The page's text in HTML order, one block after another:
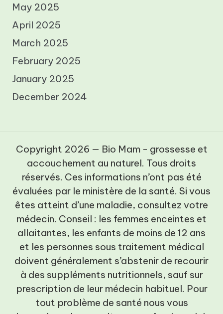
May 2025
April 2025
March 2025
February 2025
January 2025
December 2024
Copyright 2026 — Bio Mam - grossesse et
accouchement au naturel. Tous droits
réservés. Ces informations n’ont pas été
évaluées par le ministère de la santé. Si vous
êtes atteint d’une maladie, consultez votre
médecin. Conseil : les femmes enceintes et
allaitantes, les enfants de moins de 12 ans
et les personnes sous traitement médical
doivent généralement s’abstenir de recourir
à des suppléments nutritionnels, sauf sur
prescription de leur médecin habituel. Pour
tout problème de santé nous vous